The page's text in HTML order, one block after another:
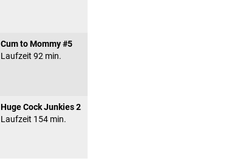
Cum to Mommy #5
Laufzeit 92 min.
Huge Cock Junkies 2
Laufzeit 154 min.